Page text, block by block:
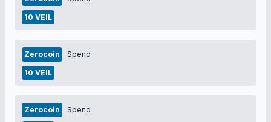
10 VEIL
Zerocoin Spend
10 VEIL
Zerocoin Spend